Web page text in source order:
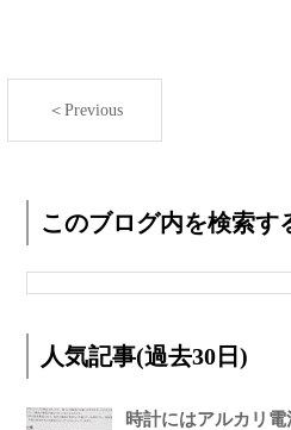
＜Previous
このブログ内を検索す
人気記事(過去30日)
時計にはアルカリ